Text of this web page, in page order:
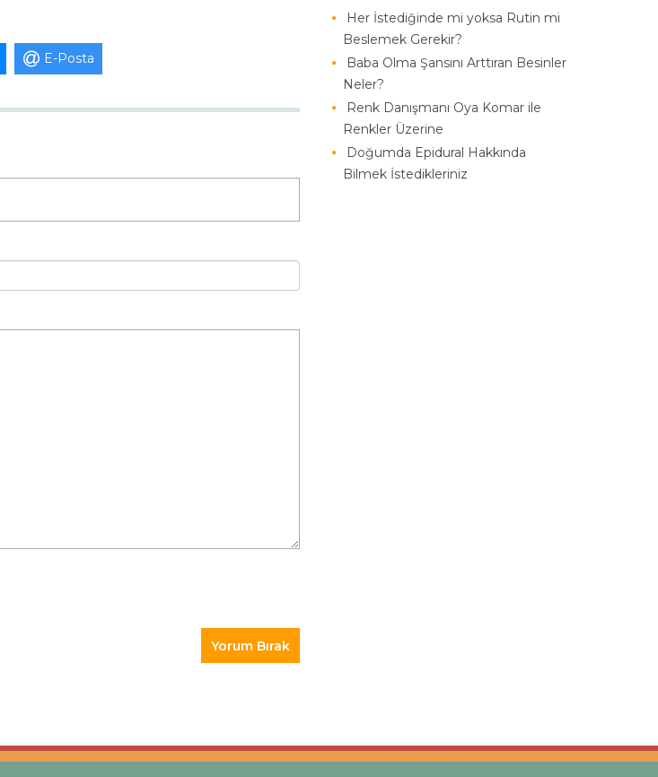
E-Posta
Her İstediğinde mi yoksa Rutin mi
Beslemek Gerekir?
Baba Olma Şansını Arttıran Besinler
Neler?
Renk Danışmanı Oya Komar ile
Renkler Üzerine
Doğumda Epidural Hakkında
Bilmek İstedikleriniz